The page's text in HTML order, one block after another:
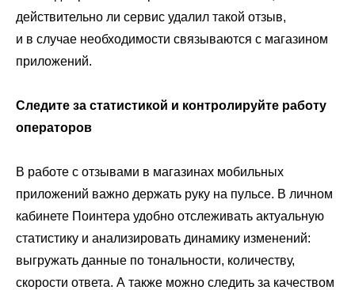
действительно ли сервис удалил такой отзыв,
и в случае необходимости связываются с магазином
приложений.
Следите за статистикой и контролируйте работу
операторов
В работе с отзывами в магазинах мобильных
приложений важно держать руку на пульсе. В личном
кабинете Поинтера удобно отслеживать актуальную
статистику и анализировать динамику изменений:
выгружать данные по тональности, количеству,
скорости ответа. А также можно следить за качеством